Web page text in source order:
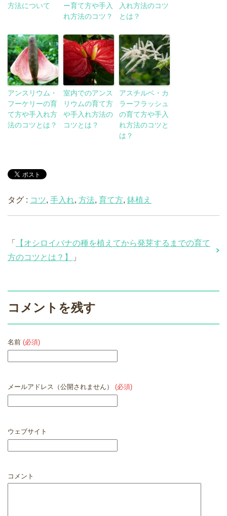
方法について
ー育て方や手入
れ方法のコツ？
入れ方法のコツ
とは？
アンスリウム・
フーケリーの育
て方や手入れ方
法のコツとは？
室内でのアンス
リウムの育て方
や手入れ方法の
コツとは？
アスチルベ・カ
ラーフラッシュ
の育て方や手入
れ方法のコツと
は？
タグ : コツ, 手入れ, 方法, 育て方, 鉢植え
「
【オシロイバナの種を植えてから発芽するまでの育て
方のコツとは？】
」
コメントを残す
名前 (必須)
メールアドレス（公開されません） (必須)
ウェブサイト
コメント